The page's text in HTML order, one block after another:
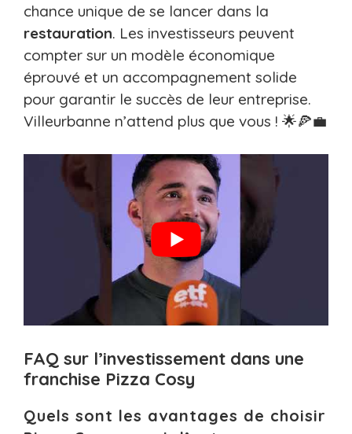
chance unique de se lancer dans la
restauration. Les investisseurs peuvent
compter sur un modèle économique
éprouvé et un accompagnement solide
pour garantir le succès de leur entreprise.
Villeurbanne n’attend plus que vous ! 🌟🍕💼
FAQ sur l’investissement dans une
franchise Pizza Cosy
Quels sont les avantages de choisir